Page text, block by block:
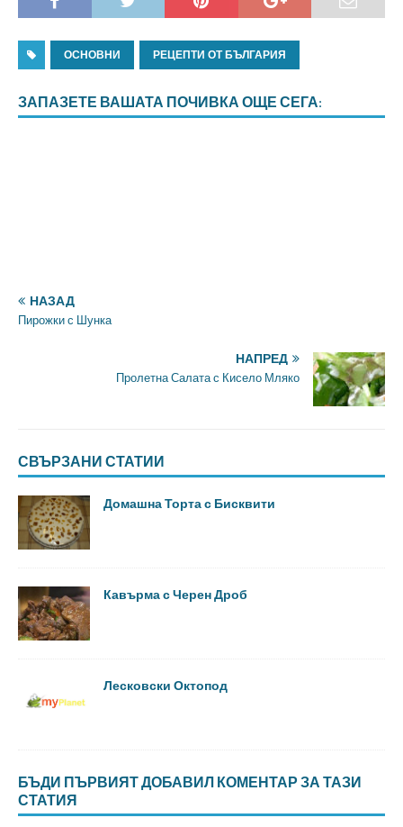
ОСНОВНИ РЕЦЕПТИ ОТ БЪЛГАРИЯ
ЗАПАЗЕТЕ ВАШАТА ПОЧИВКА ОЩЕ СЕГА:
НАЗАД
Пирожки с Шунка
НАПРЕД
Пролетна Салата с Кисело Мляко
СВЪРЗАНИ СТАТИИ
Домашна Торта с Бисквити
Кавърма с Черен Дроб
Лесковски Октопод
БЪДИ ПЪРВИЯТ ДОБАВИЛ КОМЕНТАР ЗА ТАЗИ
СТАТИЯ